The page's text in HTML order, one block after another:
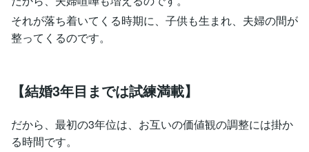
それが落ち着いてくる時期に、子供も生まれ、夫婦の間が
整ってくるのです。
【結婚3年目までは試練満載】
だから、最初の3年位は、お互いの価値観の調整には掛か
る時間です。